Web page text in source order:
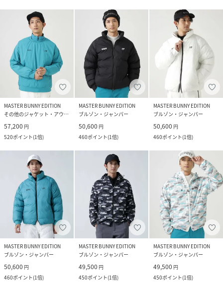
MASTER BUNNY EDITION
その他のジャケット・アウター
57,200 円
520ポイント(1倍)
MASTER BUNNY EDITION
ブルゾン・ジャンパー
50,600 円
460ポイント(1倍)
MASTER BUNNY EDITION
ブルゾン・ジャンパー
50,600 円
460ポイント(1倍)
MASTER BUNNY EDITION
ブルゾン・ジャンパー
50,600 円
460ポイント(1倍)
MASTER BUNNY EDITION
ブルゾン・ジャンパー
49,500 円
450ポイント(1倍)
MASTER BUNNY EDITION
ブルゾン・ジャンパー
49,500 円
450ポイント(1倍)